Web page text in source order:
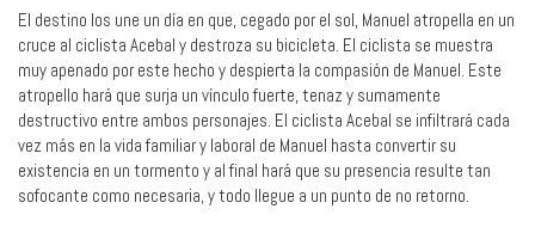
El destino los une un día en que, cegado por el sol, Manuel atropella en un
cruce al ciclista Acebal y destroza su bicicleta. El ciclista se muestra
muy apenado por este hecho y despierta la compasión de Manuel. Este
atropello hará que surja un vínculo fuerte, tenaz y sumamente
destructivo entre ambos personajes. El ciclista Acebal se infiltrará cada
vez más en la vida familiar y laboral de Manuel hasta convertir su
existencia en un tormento y al final hará que su presencia resulte tan
sofocante como necesaria, y todo llegue a un punto de no retorno.